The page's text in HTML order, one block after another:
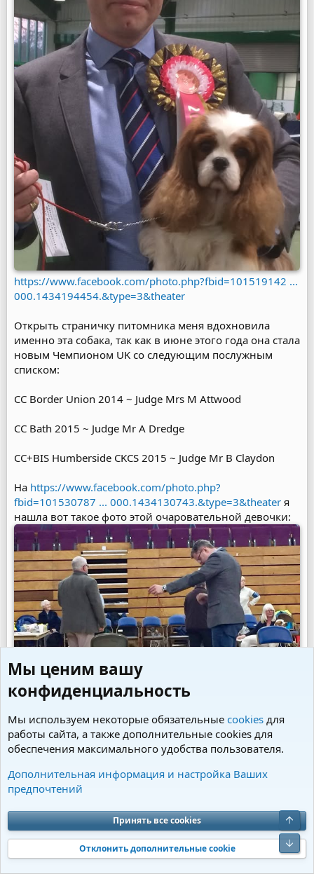
https://www.facebook.com/photo.php?fbid=101519142 ...
000.1434194454.&type=3&theater
Открыть страничку питомника меня вдохновила
именно эта собака, так как в июне этого года она стала
новым Чемпионом UK со следующим послужным
списком:
CC Border Union 2014 ~ Judge Mrs M Attwood
CC Bath 2015 ~ Judge Mr A Dredge
CC+BIS Humberside CKCS 2015 ~ Judge Mr B Claydon
На https://www.facebook.com/photo.php?
fbid=101530787 ... 000.1434130743.&type=3&theater я
нашла вот такое фото этой очаровательной девочки:
На сайтеhttp://www.lovetrac.co.uk/index.php?
option=com_content&view=article&id=70&Itemid=465
LOVETRAC SCRUMDIDDLYприведено ее описание с
выставок:
"Это очень красиво окрашенная сука бленхейм,
Мы ценим вашу
конфиденциальность
Мы используем некоторые обязательные cookies для
работы сайта, а также дополнительные cookies для
обеспечения максимального удобства пользователя.
Дополнительная информация и настройка Ваших
предпочтений
Принять все cookies
Отклонить дополнительные cookie